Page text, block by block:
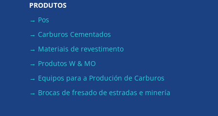
PRODUTOS
→ Pos
→ Carburos Cementados
→ Materiais de revestimento
→ Produtos W & MO
→ Equipos para a Produción de Carburos
→ Brocas de fresado de estradas e minería